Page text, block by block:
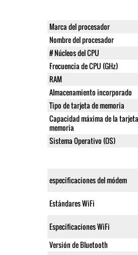
Marca del procesador
Nombre del procesador
# Núcleos del CPU
Frecuencia de CPU (GHz)
RAM
Almacenamiento incorporado
Tipo de tarjeta de memoria
Capacidad máxima de la
memoria
Sistema Operativo (OS)
especificaciones del módem
Estándares WiFi
Especificaciones WiFi
Versión de Bluetooth